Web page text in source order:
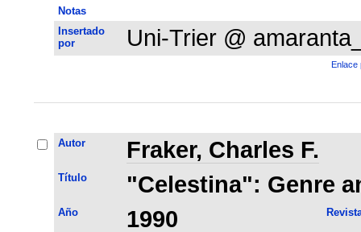
Notas
Insertado
por
Uni-Trier @
Enlace
Autor Fraker, Charles F.
Título "Celestina": Genre
Año 1990